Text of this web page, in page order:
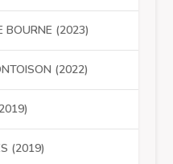
BOURNE (2023)
(2022)
(2019)